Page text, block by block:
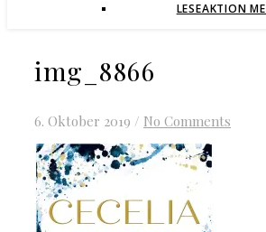
LESEAKTION
img_8866
6. Oktober 2019 / No Comments